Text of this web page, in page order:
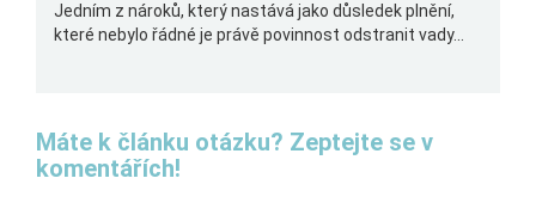
Jedním z nároků, který nastává jako důsledek plnění,
které nebylo řádné je právě povinnost odstranit vady...
Máte k článku otázku? Zeptejte se v
komentářích!